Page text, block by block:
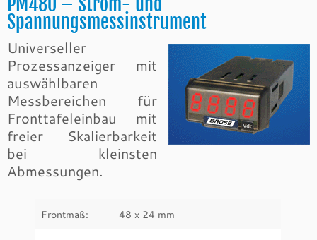
Spannungsmessinstrument
Universeller
Prozessanzeiger mit
auswählbaren
Messbereichen für
Fronttafeleinbau mit
freier Skalierbarkeit
bei kleinsten
Abmessungen.
Frontmaß: 48 x 24 mm